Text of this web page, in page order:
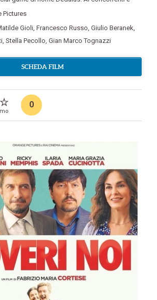
Pictures
Gioli, Francesco Russo, Giulio Beranek,
, Stella Pecollo, Gian Marco Tognazzi
SCHEDA FILM
0